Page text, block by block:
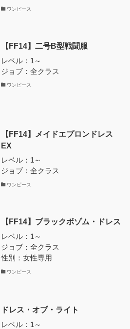
ワンピース
【FF14】二号B型戦闘服
レベル：1～
ジョブ：全クラス
ワンピース
【FF14】メイドエプロンドレス
EX
レベル：1～
ジョブ：全クラス
ワンピース
【FF14】ブラックボゾム・ドレス
レベル：1～
ジョブ：全クラス
性別：女性専用
ワンピース
ドレス・オブ・ライト
レベル：1～